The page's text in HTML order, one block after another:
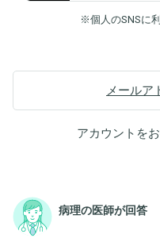
※個人のSNSに
メールア
アカウントを
病理の医師が回答